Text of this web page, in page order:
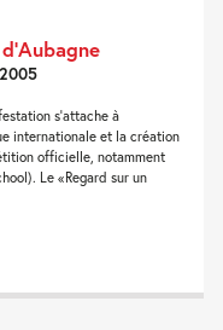
s’attache à
internationale et la création
officielle, notamment
Le «Regard sur un